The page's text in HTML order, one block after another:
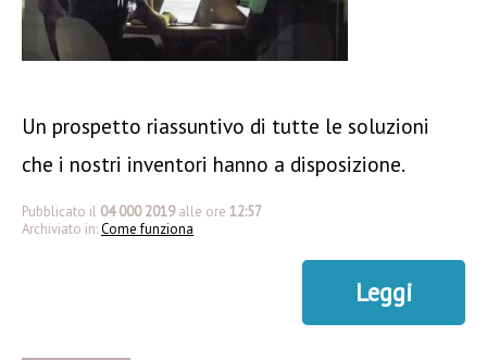
Un prospetto riassuntivo di tutte le soluzioni
che i nostri inventori hanno a disposizione.
Pubblicato il 04 000 2019 alle ore 12:57
Archiviato in:Come funziona
Leggi